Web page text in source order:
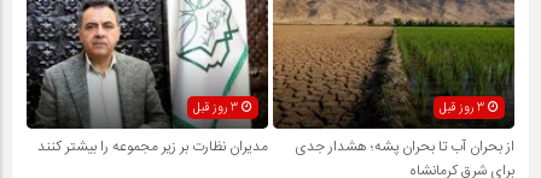
3 روز قبل
از بحران آب تا بحران پشه؛ هشدار جدی
برای شرق کرمانشاه
مدیران نظارت بر زیر مجموعه را بیشتر کنند